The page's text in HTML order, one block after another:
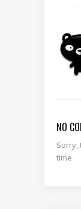
NO
Sorry,
time.